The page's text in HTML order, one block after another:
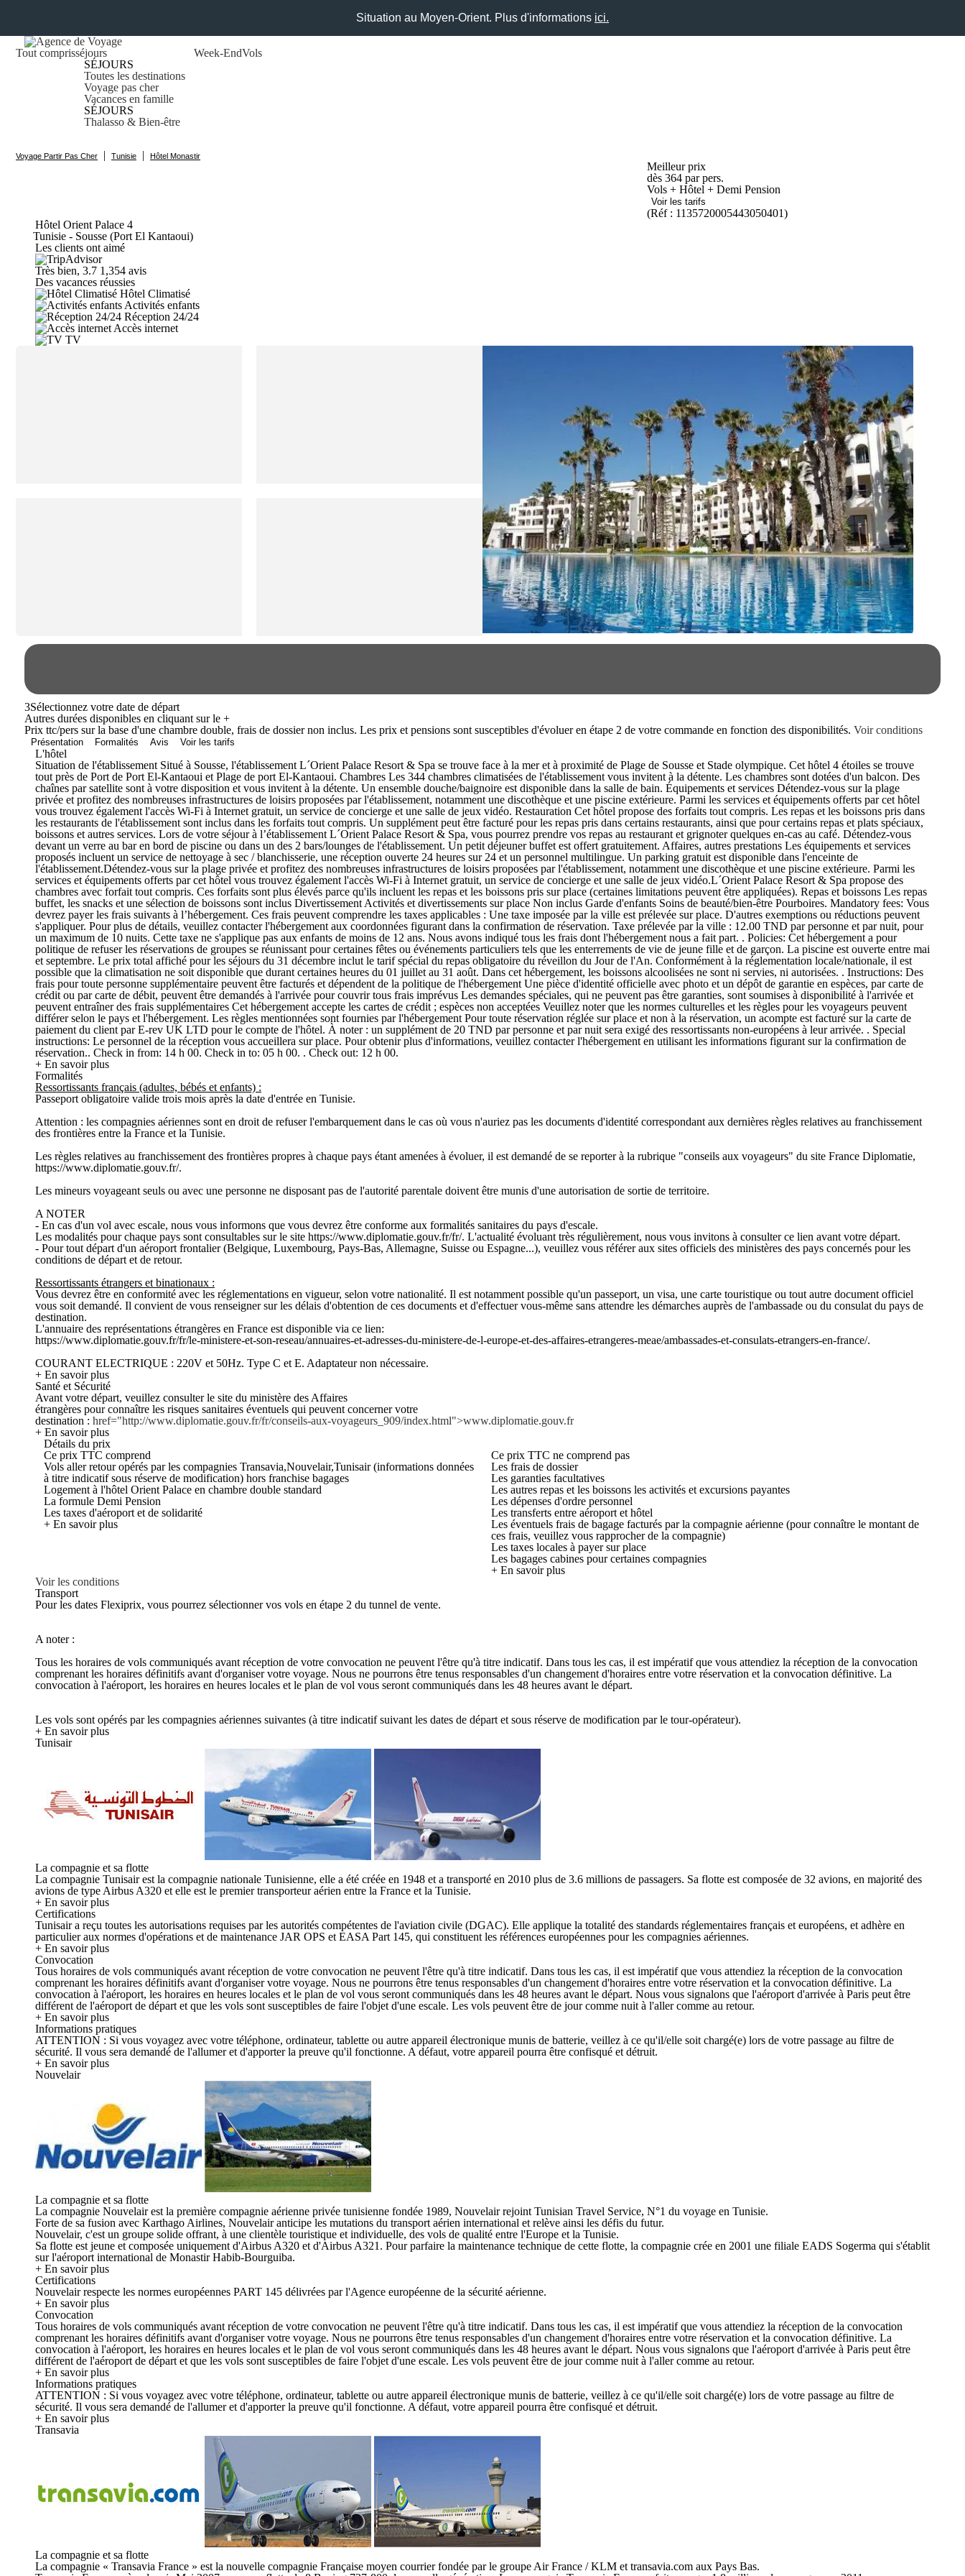
Situation au Moyen-Orient. Plus d'informations ici.
Tout comprisséjours
SÉJOURS
Toutes les destinations
Voyage pas cher
Vacances en famille
SÉJOURS
Thalasso & Bien-être
Week-EndVols
Voyage Partir Pas Cher | Tunisie | Hôtel Monastir
Meilleur prix
dès 364 par pers.
Vols + Hôtel + Demi Pension
Voir les tarifs
(Réf : 1135720005443050401)
Hôtel Orient Palace 4
Tunisie - Sousse (Port El Kantaoui)
Les clients ont aimé
Très bien, 3.7 1,354 avis
Des vacances réussies
Hôtel Climatisé
Activités enfants
Réception 24/24
Accès internet
TV
3Sélectionnez votre date de départ
Autres durées disponibles en cliquant sur le +
Prix ttc/pers sur la base d'une chambre double, frais de dossier non inclus. Les prix et pensions sont susceptibles d'évoluer en étape 2 de votre commande en fonction des disponibilités. Voir conditions
Présentation Formalités Avis Voir les tarifs
L'hôtel
Situation de l'établissement Situé à Sousse, l'établissement L´Orient Palace Resort & Spa se trouve face à la mer et à proximité de Plage de Sousse et Stade olympique. Cet hôtel 4 étoiles se trouve
tout près de Port de Port El-Kantaoui et Plage de port El-Kantaoui. Chambres Les 344 chambres climatisées de l'établissement vous invitent à la détente. Les chambres sont dotées d'un balcon. Des
chaînes par satellite sont à votre disposition et vous invitent à la détente. Un ensemble douche/baignoire est disponible dans la salle de bain. Équipements et services Détendez-vous sur la plage
privée et profitez des nombreuses infrastructures de loisirs proposées par l'établissement, notamment une discothèque et une piscine extérieure. Parmi les services et équipements offerts par cet hôtel
vous trouvez également l'accès Wi-Fi à Internet gratuit, un service de concierge et une salle de jeux vidéo. Restauration Cet hôtel propose des forfaits tout compris. Les repas et les boissons pris dans
les restaurants de l'établissement sont inclus dans les forfaits tout compris. Un supplément peut être facturé pour les repas pris dans certains restaurants, ainsi que pour certains repas et plats spéciaux,
boissons et autres services. Lors de votre séjour à l’établissement L´Orient Palace Resort & Spa, vous pourrez prendre vos repas au restaurant et grignoter quelques en-cas au café. Détendez-vous
devant un verre au bar en bord de piscine ou dans un des 2 bars/lounges de l'établissement. Un petit déjeuner buffet est offert gratuitement. Affaires, autres prestations Les équipements et services
proposés incluent un service de nettoyage à sec / blanchisserie, une réception ouverte 24 heures sur 24 et un personnel multilingue. Un parking gratuit est disponible dans l'enceinte de
l'établissement.Détendez-vous sur la plage privée et profitez des nombreuses infrastructures de loisirs proposées par l'établissement, notamment une discothèque et une piscine extérieure. Parmi les
services et équipements offerts par cet hôtel vous trouvez également l'accès Wi-Fi à Internet gratuit, un service de concierge et une salle de jeux vidéo.L´Orient Palace Resort & Spa propose des
chambres avec forfait tout compris. Ces forfaits sont plus élevés parce qu'ils incluent les repas et les boissons pris sur place (certaines limitations peuvent être appliquées). Repas et boissons Les repas
buffet, les snacks et une sélection de boissons sont inclus Divertissement Activités et divertissements sur place Non inclus Garde d'enfants Soins de beauté/bien-être Pourboires. Mandatory fees: Vous
devrez payer les frais suivants à l’hébergement. Ces frais peuvent comprendre les taxes applicables : Une taxe imposée par la ville est prélevée sur place. D'autres exemptions ou réductions peuvent
s'appliquer. Pour plus de détails, veuillez contacter l'hébergement aux coordonnées figurant dans la confirmation de réservation. Taxe prélevée par la ville : 12.00 TND par personne et par nuit, pour
un maximum de 10 nuits. Cette taxe ne s'applique pas aux enfants de moins de 12 ans. Nous avons indiqué tous les frais dont l'hébergement nous a fait part. . Policies: Cet hébergement a pour
politique de refuser les réservations de groupes se réunissant pour certaines fêtes ou événements particuliers tels que les enterrements de vie de jeune fille et de garçon. La piscine est ouverte entre mai
et septembre. Le prix total affiché pour les séjours du 31 décembre inclut le tarif spécial du repas obligatoire du réveillon du Jour de l'An. Conformément à la réglementation locale/nationale, il est
possible que la climatisation ne soit disponible que durant certaines heures du 01 juillet au 31 août. Dans cet hébergement, les boissons alcoolisées ne sont ni servies, ni autorisées. . Instructions: Des
frais pour toute personne supplémentaire peuvent être facturés et dépendent de la politique de l'hébergement Une pièce d'identité officielle avec photo et un dépôt de garantie en espèces, par carte de
crédit ou par carte de débit, peuvent être demandés à l'arrivée pour couvrir tous frais imprévus Les demandes spéciales, qui ne peuvent pas être garanties, sont soumises à disponibilité à l'arrivée et
peuvent entraîner des frais supplémentaires Cet hébergement accepte les cartes de crédit ; espèces non acceptées Veuillez noter que les normes culturelles et les règles pour les voyageurs peuvent
différer selon le pays et l'hébergement. Les règles mentionnées sont fournies par l'hébergement Pour toute réservation réglée sur place et non à la réservation, un acompte est facturé sur la carte de
paiement du client par E-rev UK LTD pour le compte de l'hôtel. À noter : un supplément de 20 TND par personne et par nuit sera exigé des ressortissants non-européens à leur arrivée. . Special
instructions: Le personnel de la réception vous accueillera sur place. Pour obtenir plus d'informations, veuillez contacter l'hébergement en utilisant les informations figurant sur la confirmation de
réservation.. Check in from: 14 h 00. Check in to: 05 h 00. . Check out: 12 h 00.
+ En savoir plus
Formalités
Ressortissants français (adultes, bébés et enfants) :
Passeport obligatoire valide trois mois après la date d'entrée en Tunisie.
Attention : les compagnies aériennes sont en droit de refuser l'embarquement dans le cas où vous n'auriez pas les documents d'identité correspondant aux dernières règles relatives au franchissement
des frontières entre la France et la Tunisie.
Les règles relatives au franchissement des frontières propres à chaque pays étant amenées à évoluer, il est demandé de se reporter à la rubrique "conseils aux voyageurs" du site France Diplomatie,
https://www.diplomatie.gouv.fr/.
Les mineurs voyageant seuls ou avec une personne ne disposant pas de l'autorité parentale doivent être munis d'une autorisation de sortie de territoire.
A NOTER
- En cas d'un vol avec escale, nous vous informons que vous devrez être conforme aux formalités sanitaires du pays d'escale.
Les modalités pour chaque pays sont consultables sur le site https://www.diplomatie.gouv.fr/fr/. L'actualité évoluant très régulièrement, nous vous invitons à consulter ce lien avant votre départ.
- Pour tout départ d'un aéroport frontalier (Belgique, Luxembourg, Pays-Bas, Allemagne, Suisse ou Espagne...), veuillez vous référer aux sites officiels des ministères des pays concernés pour les
conditions de départ et de retour.
Ressortissants étrangers et binationaux :
Vous devrez être en conformité avec les réglementations en vigueur, selon votre nationalité. Il est notamment possible qu'un passeport, un visa, une carte touristique ou tout autre document officiel
vous soit demandé. Il convient de vous renseigner sur les délais d'obtention de ces documents et d'effectuer vous-même sans attendre les démarches auprès de l'ambassade ou du consulat du pays de
destination.
L'annuaire des représentations étrangères en France est disponible via ce lien:
https://www.diplomatie.gouv.fr/fr/le-ministere-et-son-reseau/annuaires-et-adresses-du-ministere-de-l-europe-et-des-affaires-etrangeres-meae/ambassades-et-consulats-etrangers-en-france/.
COURANT ELECTRIQUE : 220V et 50Hz. Type C et E. Adaptateur non nécessaire.
+ En savoir plus
Santé et Sécurité
Avant votre départ, veuillez consulter le site du ministère des Affaires
étrangères pour connaître les risques sanitaires éventuels qui peuvent concerner votre
destination : href="http://www.diplomatie.gouv.fr/fr/conseils-aux-voyageurs_909/index.html">www.diplomatie.gouv.fr
+ En savoir plus
Détails du prix
Ce prix TTC comprend
Vols aller retour opérés par les compagnies Transavia,Nouvelair,Tunisair (informations données
à titre indicatif sous réserve de modification) hors franchise bagages
Logement à l'hôtel Orient Palace en chambre double standard
La formule Demi Pension
Les taxes d'aéroport et de solidarité
+ En savoir plus
Ce prix TTC ne comprend pas
Les frais de dossier
Les garanties facultatives
Les autres repas et les boissons les activités et excursions payantes
Les dépenses d'ordre personnel
Les transferts entre aéroport et hôtel
Les éventuels frais de bagage facturés par la compagnie aérienne (pour connaître le montant de
ces frais, veuillez vous rapprocher de la compagnie)
Les taxes locales à payer sur place
Les bagages cabines pour certaines compagnies
+ En savoir plus
Voir les conditions
Transport
Pour les dates Flexiprix, vous pourrez sélectionner vos vols en étape 2 du tunnel de vente.
A noter :
Tous les horaires de vols communiqués avant réception de votre convocation ne peuvent l'être qu'à titre indicatif. Dans tous les cas, il est impératif que vous attendiez la réception de la convocation
comprenant les horaires définitifs avant d'organiser votre voyage. Nous ne pourrons être tenus responsables d'un changement d'horaires entre votre réservation et la convocation définitive. La
convocation à l'aéroport, les horaires en heures locales et le plan de vol vous seront communiqués dans les 48 heures avant le départ.
Les vols sont opérés par les compagnies aériennes suivantes (à titre indicatif suivant les dates de départ et sous réserve de modification par le tour-opérateur).
+ En savoir plus
Tunisair
La compagnie et sa flotte
La compagnie Tunisair est la compagnie nationale Tunisienne, elle a été créée en 1948 et a transporté en 2010 plus de 3.6 millions de passagers. Sa flotte est composée de 32 avions, en majorité des
avions de type Airbus A320 et elle est le premier transporteur aérien entre la France et la Tunisie.
+ En savoir plus
Certifications
Tunisair a reçu toutes les autorisations requises par les autorités compétentes de l'aviation civile (DGAC). Elle applique la totalité des standards réglementaires français et européens, et adhère en
particulier aux normes d'opérations et de maintenance JAR OPS et EASA Part 145, qui constituent les références européennes pour les compagnies aériennes.
+ En savoir plus
Convocation
Tous horaires de vols communiqués avant réception de votre convocation ne peuvent l'être qu'à titre indicatif. Dans tous les cas, il est impératif que vous attendiez la réception de la convocation
comprenant les horaires définitifs avant d'organiser votre voyage. Nous ne pourrons être tenus responsables d'un changement d'horaires entre votre réservation et la convocation définitive. La
convocation à l'aéroport, les horaires en heures locales et le plan de vol vous seront communiqués dans les 48 heures avant le départ. Nous vous signalons que l'aéroport d'arrivée à Paris peut être
différent de l'aéroport de départ et que les vols sont susceptibles de faire l'objet d'une escale. Les vols peuvent être de jour comme nuit à l'aller comme au retour.
+ En savoir plus
Informations pratiques
ATTENTION : Si vous voyagez avec votre téléphone, ordinateur, tablette ou autre appareil électronique munis de batterie, veillez à ce qu'il/elle soit chargé(e) lors de votre passage au filtre de
sécurité. Il vous sera demandé de l'allumer et d'apporter la preuve qu'il fonctionne. A défaut, votre appareil pourra être confisqué et détruit.
+ En savoir plus
Nouvelair
La compagnie et sa flotte
La compagnie Nouvelair est la première compagnie aérienne privée tunisienne fondée 1989, Nouvelair rejoint Tunisian Travel Service, N°1 du voyage en Tunisie.
Forte de sa fusion avec Karthago Airlines, Nouvelair anticipe les mutations du transport aérien international et relève ainsi les défis du futur.
Nouvelair, c'est un groupe solide offrant, à une clientèle touristique et individuelle, des vols de qualité entre l'Europe et la Tunisie.
Sa flotte est jeune et composée uniquement d'Airbus A320 et d'Airbus A321. Pour parfaire la maintenance technique de cette flotte, la compagnie crée en 2001 une filiale EADS Sogerma qui s'établit
sur l'aéroport international de Monastir Habib-Bourguiba.
+ En savoir plus
Certifications
Nouvelair respecte les normes européennes PART 145 délivrées par l'Agence européenne de la sécurité aérienne.
+ En savoir plus
Convocation
Tous horaires de vols communiqués avant réception de votre convocation ne peuvent l'être qu'à titre indicatif. Dans tous les cas, il est impératif que vous attendiez la réception de la convocation
comprenant les horaires définitifs avant d'organiser votre voyage. Nous ne pourrons être tenus responsables d'un changement d'horaires entre votre réservation et la convocation définitive. La
convocation à l'aéroport, les horaires en heures locales et le plan de vol vous seront communiqués dans les 48 heures avant le départ. Nous vous signalons que l'aéroport d'arrivée à Paris peut être
différent de l'aéroport de départ et que les vols sont susceptibles de faire l'objet d'une escale. Les vols peuvent être de jour comme nuit à l'aller comme au retour.
+ En savoir plus
Informations pratiques
ATTENTION : Si vous voyagez avec votre téléphone, ordinateur, tablette ou autre appareil électronique munis de batterie, veillez à ce qu'il/elle soit chargé(e) lors de votre passage au filtre de
sécurité. Il vous sera demandé de l'allumer et d'apporter la preuve qu'il fonctionne. A défaut, votre appareil pourra être confisqué et détruit.
+ En savoir plus
Transavia
La compagnie et sa flotte
La compagnie « Transavia France » est la nouvelle compagnie Française moyen courrier fondée par le groupe Air France / KLM et transavia.com aux Pays Bas.